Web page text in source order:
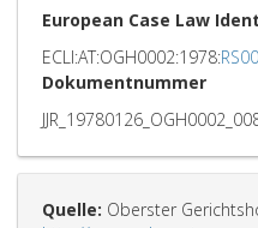
European Case Law
ECLI:AT:OGH0002:1978:
Dokumentnummer
Quelle: Oberster